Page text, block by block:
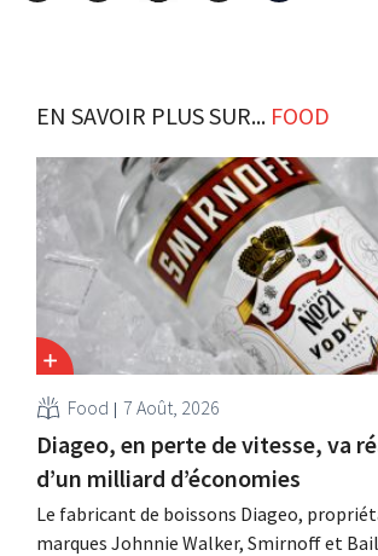
EN SAVOIR PLUS SUR... FOOD
Food 7 Août, 2026
Diageo, en perte de vitesse, va
d’un milliard d’économies
Le fabricant de boissons Diageo,
marques Johnnie Walker, Smirnoff et